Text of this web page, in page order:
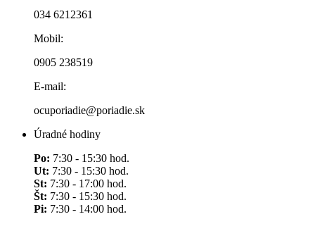
034 6212361
Mobil:
0905 238519
E-mail:
ocuporiadie@poriadie.sk
Úradné hodiny
Po: 7:30 - 15:30 hod.
Ut: 7:30 - 15:30 hod.
St: 7:30 - 17:00 hod.
Št: 7:30 - 15:30 hod.
Pi: 7:30 - 14:00 hod.